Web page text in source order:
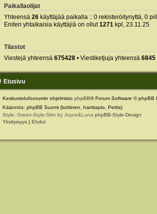
Paikallaolijat
Yhteensä 26käyttäjää paikalla :: 0 rekisteröitynyttä, 0
Eniten yhtaikaisia käyttäjiä on ollut1271kpl, 23.11.25
Tilastot
Viestejä yhteensä 675428• Viestiketjuja yhteensä 6845
Etusivu
Keskustelufoorumin ohjelmisto phpBB® Forum Software © phpBB
Käännös: phpBB Suomi (lurttinen, harritapio, Pettis)
Style: Green-Style-Slim by Joyce&Luna phpBB-Style-Design
Yksityisyys | Ehdot